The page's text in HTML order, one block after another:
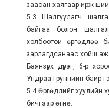
заасан хаягаар ирж
5.3 Шалгуулагч
байгаа болон
холбоотой өргөдлөө
зарлагдсанаас хойш
Баянзүрх дүүрэг, 6-р
Ундраа группийн байр
5.4 Өргөдлийг хуулийн
бичгээр өгнө.